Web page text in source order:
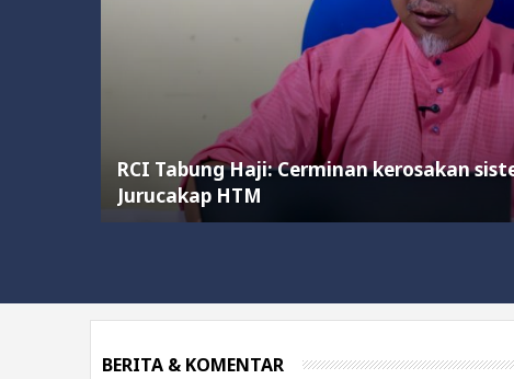
RCI Tabung Haji: Cerminan kerosakan
Jurucakap HTM
BERITA & KOMENTAR